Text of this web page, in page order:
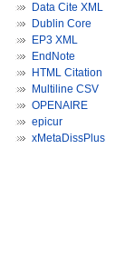
Data Cite XML
Dublin Core
EP3 XML
EndNote
HTML Citation
Multiline CSV
OPENAIRE
epicur
xMetaDissPlus